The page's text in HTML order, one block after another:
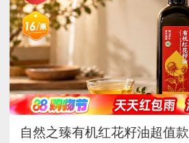
自然之臻有机红花籽油超值款